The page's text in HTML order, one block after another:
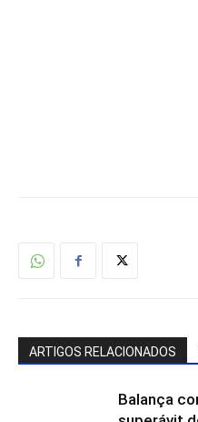
ARTIGOS RELACIONADOS
Balança